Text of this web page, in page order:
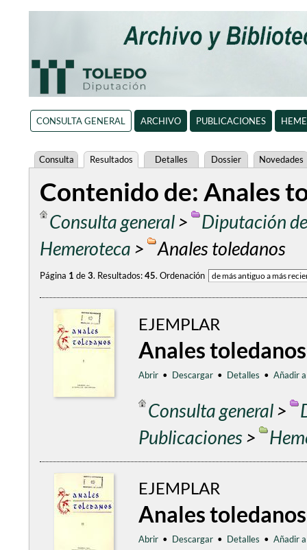
CONSULTA GENERAL ARCHIVO PUBLICACIONES
Consulta Resultados Detalles Dossier Novedades
Contenido de: Anales
Consulta general>
Diputación
Hemeroteca > Anales toledanos
Página 1 de3. Resultados:45. Ordenación
EJEMPLAR
Anales toledanos
Abrir • Descargar • Detalles • Añadir
Consulta general>
Publicaciones>
EJEMPLAR
Anales toledanos
Abrir • Descargar • Detalles • Añadir